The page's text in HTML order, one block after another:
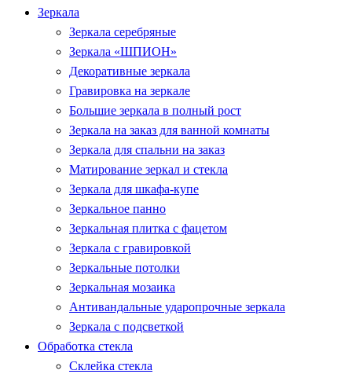
Зеркала
Зеркала серебряные
Зеркала «ШПИОН»
Декоративные зеркала
Гравировка на зеркале
Большие зеркала в полный рост
Зеркала на заказ для ванной комнаты
Зеркала для спальни на заказ
Матирование зеркал и стекла
Зеркала для шкафа-купе
Зеркальное панно
Зеркальная плитка с фацетом
Зеркала с гравировкой
Зеркальные потолки
Зеркальная мозаика
Антивандальные ударопрочные зеркала
Зеркала с подсветкой
Обработка стекла
Склейка стекла